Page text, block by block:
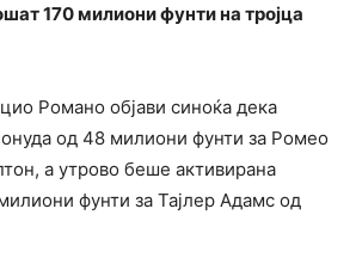
170 милиони фунти на тројца
Романо објави синоќа дека
од 48 милиони фунти за Ромео
а утрово беше активирана
фунти за Тајлер Адамс од